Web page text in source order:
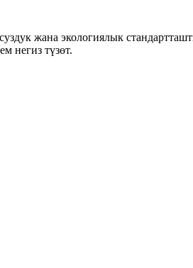
жана экологиялык
негиз түзөт.